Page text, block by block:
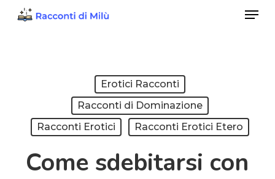
Menu
Erotici Racconti
Racconti di Dominazione
Racconti Erotici
Racconti Erotici Etero
Come sdebitarsi con